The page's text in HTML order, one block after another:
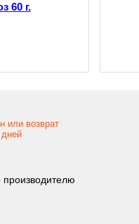
60 г.
или возврат
производителю